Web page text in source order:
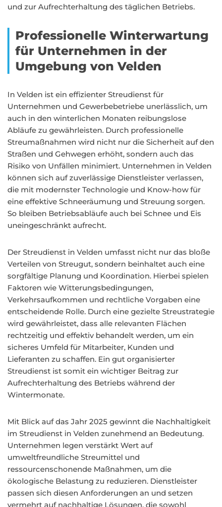
und zur Aufrechterhaltung des täglichen Betriebs.
Professionelle Winterwartung
für Unternehmen in der
Umgebung von Velden
In Velden ist ein effizienter Streudienst für
Unternehmen und Gewerbebetriebe unerlässlich, um
auch in den winterlichen Monaten reibungslose
Abläufe zu gewährleisten. Durch professionelle
Streumaßnahmen wird nicht nur die Sicherheit auf den
Straßen und Gehwegen erhöht, sondern auch das
Risiko von Unfällen minimiert. Unternehmen in Velden
können sich auf zuverlässige Dienstleister verlassen,
die mit modernster Technologie und Know-how für
eine effektive Schneeräumung und Streuung sorgen.
So bleiben Betriebsabläufe auch bei Schnee und Eis
uneingeschränkt aufrecht.
Der Streudienst in Velden umfasst nicht nur das bloße
Verteilen von Streugut, sondern beinhaltet auch eine
sorgfältige Planung und Koordination. Hierbei spielen
Faktoren wie Witterungsbedingungen,
Verkehrsaufkommen und rechtliche Vorgaben eine
entscheidende Rolle. Durch eine gezielte Streustrategie
wird gewährleistet, dass alle relevanten Flächen
rechtzeitig und effektiv behandelt werden, um ein
sicheres Umfeld für Mitarbeiter, Kunden und
Lieferanten zu schaffen. Ein gut organisierter
Streudienst ist somit ein wichtiger Beitrag zur
Aufrechterhaltung des Betriebs während der
Wintermonate.
Mit Blick auf das Jahr 2025 gewinnt die Nachhaltigkeit
im Streudienst in Velden zunehmend an Bedeutung.
Unternehmen legen verstärkt Wert auf
umweltfreundliche Streumittel und
ressourcenschonende Maßnahmen, um die
ökologische Belastung zu reduzieren. Dienstleister
passen sich diesen Anforderungen an und setzen
vermehrt auf nachhaltige Lösungen, die sowohl